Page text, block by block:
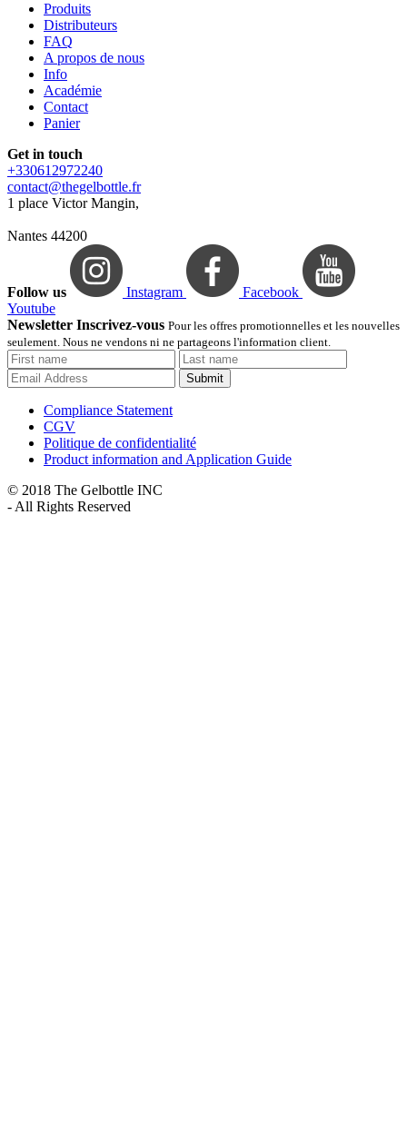
Produits
Distributeurs
FAQ
A propos de nous
Info
Académie
Contact
Panier
Get in touch
+330612972240
contact@thegelbottle.fr
1 place Victor Mangin,
Nantes 44200
Follow us Instagram
Facebook
Youtube
Newsletter Inscrivez-vous Pour les offres promotionnelles et les nouvelles
seulement. Nous ne vendons ni ne partageons l'information client.
Submit
Compliance Statement
CGV
Politique de confidentialité
Product information and Application Guide
© 2018 The Gelbottle INC
- All Rights Reserved